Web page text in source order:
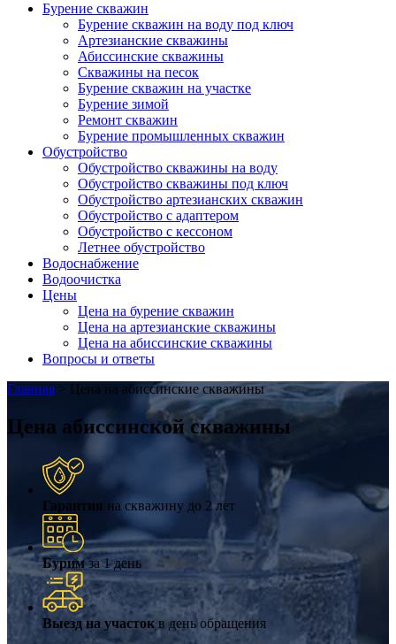
Бурение скважин
Бурение скважин на воду под ключ
Артезианские скважины
Абиссинские скважины
Скважины на песок
Бурение скважин на участке
Бурение зимой
Ремонт скважин
Бурение промышленных скважин
Обустройство
Обустройство скважины на воду
Обустройство скважины под ключ
Обустройство артезианских скважин
Обустройство с адаптером
Обустройство с кессоном
Летнее обустройство
Водоснабжение
Водоочистка
Цены
Цена на бурение скважин
Цена на артезианские скважины
Цена на абиссинские скважины
Вопросы и ответы
Главная > Цена на абиссинские скважины
Цена абиссинской скважины
Гарантия на скважину до 2 лет
Буримза 1 день
Выезд на участок в день обращения